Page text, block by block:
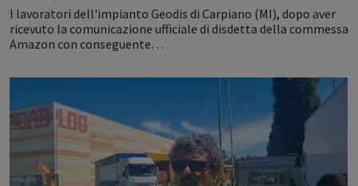
I lavoratori dell'impianto Geodis di Carpiano (MI), dopo aver
ricevuto la comunicazione ufficiale di disdetta della commessa
Amazon con conseguente…